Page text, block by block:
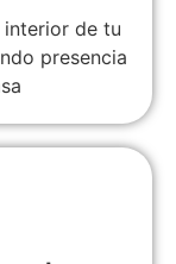
de tu
presencia